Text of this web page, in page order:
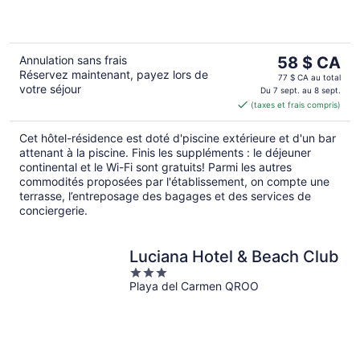
Annulation sans frais
Réservez maintenant, payez lors de
votre séjour
Le
prix
est
de 58 $ CA
par
nuit
58 $ CA
77 $ CA au total
Du 7 sept. au 8 sept.
(taxes et frais compris)
Cet hôtel-résidence est doté d'piscine extérieure et d'un bar
attenant à la piscine. Finis les suppléments : le déjeuner
continental et le Wi-Fi sont gratuits! Parmi les autres
commodités proposées par l'établissement, on compte une
terrasse, l’entreposage des bagages et des services de
conciergerie.
Luciana Hotel & Beach Club
3
out
Playa del Carmen QROO